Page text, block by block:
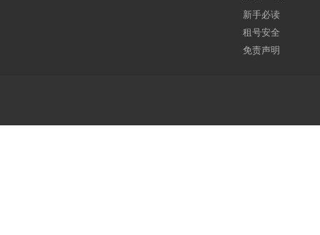
新手必读
租号安全
免责声明